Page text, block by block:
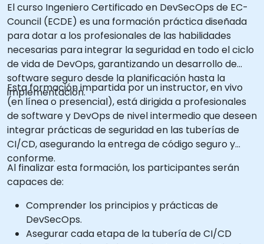
El curso Ingeniero Certificado en DevSecOps de EC-
Council (ECDE) es una formación práctica diseñada
para dotar a los profesionales de las habilidades
necesarias para integrar la seguridad en todo el ciclo
de vida de DevOps, garantizando un desarrollo de
software seguro desde la planificación hasta la
implementación.
Esta formación impartida por un instructor, en vivo
(en línea o presencial), está dirigida a profesionales
de software y DevOps de nivel intermedio que deseen
integrar prácticas de seguridad en las tuberías de
CI/CD, asegurando la entrega de código seguro y
conforme.
Al finalizar esta formación, los participantes serán
capaces de:
Comprender los principios y prácticas de
DevSecOps.
Asegurar cada etapa de la tubería de CI/CD